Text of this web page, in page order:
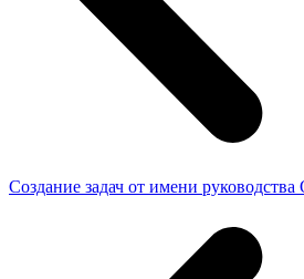
Создание задач от имени руководства